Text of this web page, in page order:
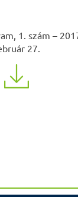
1. szám –
27.